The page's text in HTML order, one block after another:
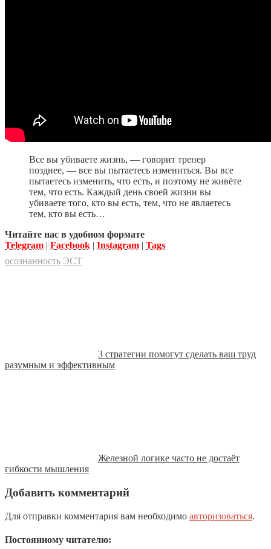
Все вы убиваете жизнь, — говорит тренер
позднее, — все вы пытаетесь измениться. Вы все
пытаетесь изменить, что есть, и поэтому не живёте
тем, что есть. Каждый день своей жизни вы
убиваете того, кто вы есть, тем, что не являетесь
тем, кто вы есть…
Читайте нас в удобном формате
Telegram | Facebook | Instagram | Tags
осознанность ЭСТ
3 стратегии помогут сделать ваш труд
разумным и эффективным
Железной логике часто не достаёт
гибкости мышления
Добавить комментарий
Для отправки комментария вам необходимо авторизоваться.
Постоянному читателю: